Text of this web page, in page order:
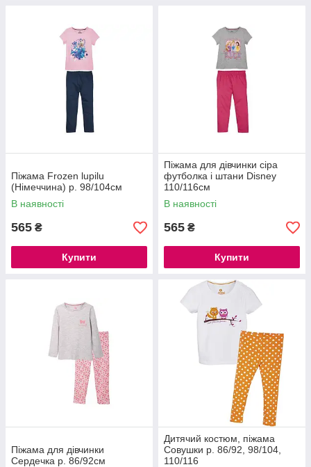
Піжама Frozen lupilu
(Німеччина) р. 98/104см
В наявності
565 ₴
Купити
Піжама для дівчинки сіра
футболка і штани Disney
110/116см
В наявності
565 ₴
Купити
Піжама для дівчинки
Сердечка р. 86/92см
Дитячий костюм, піжама
Совушки р. 86/92, 98/104,
110/116